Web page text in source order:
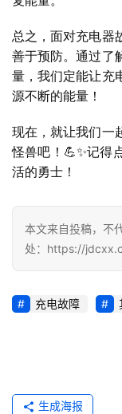
科
防
诈
识
行
讯
量
号
登录
总之，面对充电器
善于预防。通过了
量，我们定能让充
源不断的能量！
现在，就让我们一
怪兽吧！💪✨记得
活的勇士！
本文来自投稿，不
处：https://
充电故障
生成海报